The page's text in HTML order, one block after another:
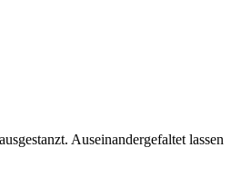
Auseinandergefaltet lassen